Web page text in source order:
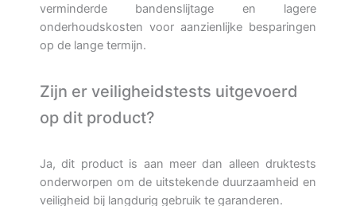
verminderde bandenslijtage en lagere
onderhoudskosten voor aanzienlijke besparingen
op de lange termijn.
Zijn er veiligheidstests uitgevoerd
op dit product?
Ja, dit product is aan meer dan alleen druktests
onderworpen om de uitstekende duurzaamheid en
veiligheid bij langdurig gebruik te garanderen.